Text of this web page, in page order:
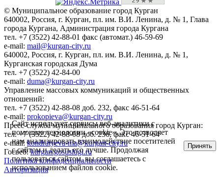
© Муниципальное образование город Курган
640002, Россия, г. Курган, пл. им. В.И. Ленина, д. № 1, Глава
города Кургана, Администрация города Кургана
тел. +7 (3522) 42-88-01 факс (автомат.) 46-59-69
e-mail: mail@kurgan-city.ru
640002, Россия, г. Курган, пл. им. В.И. Ленина, д. № 1,
Курганская городская Дума
тел. +7 (3522) 42-84-00
e-mail: duma@kurgan-city.ru
Управление массовых коммуникаций и общественных
отношений:
тел. +7 (3522) 42-88-08 доб. 232, факс 46-51-64
e-mail: prokopieva@kurgan-city.ru
Пресс-служба муниципального образования город Курган:
тел. +7 (3522) 42-88-08 доб. 236, факс 46-51-64
e-mail:kondratyeva-ma@kurgan-city.ru
Госвеб:kurgan.gosuslugi.ru
Политика конфиденциальности
Авторизация
Сайт использует сервисы веб-аналитики с
помощью технологии «cookie». Это позволяет
нам анализировать взаимодействие посетителей
с сайтом и делать его лучше. Продолжая
пользоваться сайтом, вы соглашаетесь с
использованием файлов cookie.
Принять